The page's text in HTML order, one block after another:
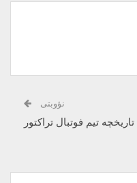
نؤوبتی
تاریخچه تیم فوتبال تراکتور